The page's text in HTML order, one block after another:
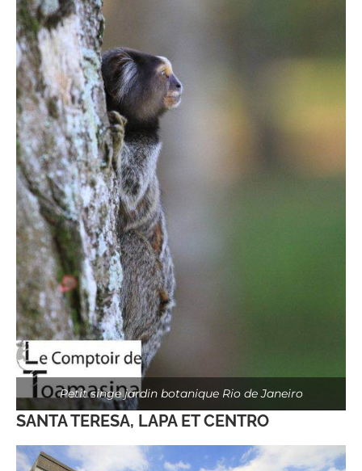
Petit singe jardin botanique Rio de Janeiro
SANTA TERESA, LAPA ET CENTRO